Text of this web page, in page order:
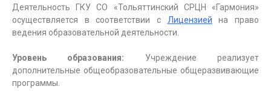
Деятельность ГКУ СО «Тольяттинский СРЦН «Гармония»
осуществляется в соответствии с Лицензией на право
ведения образовательной деятельности.
Уровень образования: Учреждение реализует
дополнительные общеобразовательные общеразвивающие
программы.